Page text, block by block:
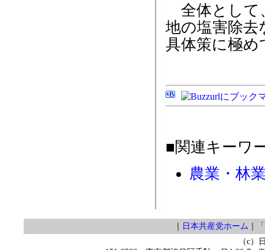
全体として
地の塩害除去
具体策に極
■関連キーワ
農業・林
｜ 日本共産党ホーム ｜
（c）